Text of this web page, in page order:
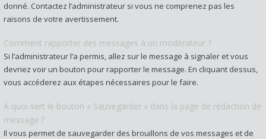
donné. Contactez l’administrateur si vous ne comprenez pas les
raisons de votre avertissement.
Comment rapporter des messages à un modérateur ?
Si l’administrateur l’a permis, allez sur le message à signaler et vous
devriez voir un bouton pour rapporter le message. En cliquant dessus,
vous accéderez aux étapes nécessaires pour le faire.
À quoi sert le bouton « Sauvegarder » dans la page de rédaction de
message ?
Il vous permet de sauvegarder des brouillons de vos messages et de